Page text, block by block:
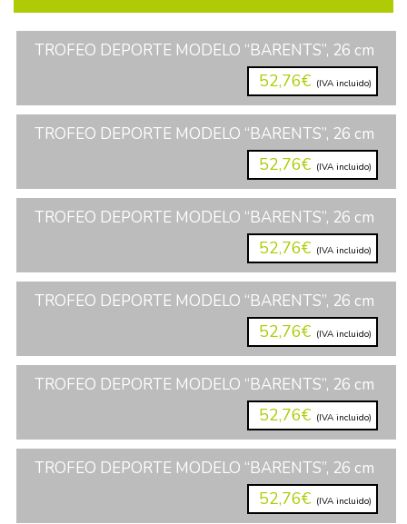
TROFEO DEPORTE MODELO “BARENTS”, 26 cm
52,76€ (IVA incluido)
TROFEO DEPORTE MODELO “BARENTS”, 26 cm
52,76€ (IVA incluido)
TROFEO DEPORTE MODELO “BARENTS”, 26 cm
52,76€ (IVA incluido)
TROFEO DEPORTE MODELO “BARENTS”, 26 cm
52,76€ (IVA incluido)
TROFEO DEPORTE MODELO “BARENTS”, 26 cm
52,76€ (IVA incluido)
TROFEO DEPORTE MODELO “BARENTS”, 26 cm
52,76€ (IVA incluido)